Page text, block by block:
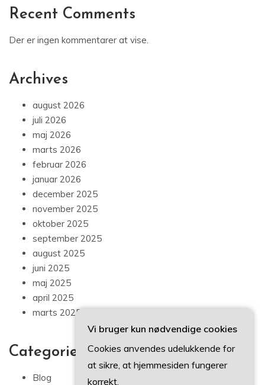
Recent Comments
Der er ingen kommentarer at vise.
Archives
august 2026
juli 2026
maj 2026
marts 2026
februar 2026
januar 2026
december 2025
november 2025
oktober 2025
september 2025
august 2025
juni 2025
maj 2025
april 2025
marts 2025
Categories
Blog
Vi bruger kun nødvendige cookies
Cookies anvendes udelukkende for
at sikre, at hjemmesiden fungerer
korrekt.